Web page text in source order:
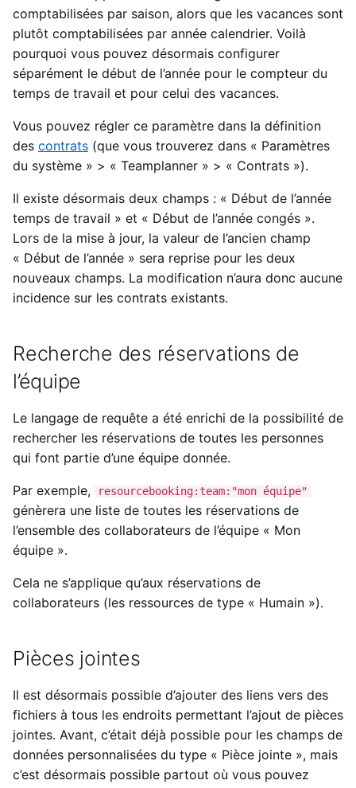
comptabilisées par saison, alors que les vacances sont
plutôt comptabilisées par année calendrier. Voilà
pourquoi vous pouvez désormais configurer
séparément le début de l’année pour le compteur du
temps de travail et pour celui des vacances.
Vous pouvez régler ce paramètre dans la définition
des contrats (que vous trouverez dans « Paramètres
du système » > « Teamplanner » > « Contrats »).
Il existe désormais deux champs : « Début de l’année
temps de travail » et « Début de l’année congés ».
Lors de la mise à jour, la valeur de l’ancien champ
« Début de l’année » sera reprise pour les deux
nouveaux champs. La modification n’aura donc aucune
incidence sur les contrats existants.
Recherche des réservations de
l’équipe
Le langage de requête a été enrichi de la possibilité de
rechercher les réservations de toutes les personnes
qui font partie d’une équipe donnée.
Par exemple, resourcebooking:team:"mon équipe"
génèrera une liste de toutes les réservations de
l’ensemble des collaborateurs de l’équipe « Mon
équipe ».
Cela ne s’applique qu’aux réservations de
collaborateurs (les ressources de type « Humain »).
Pièces jointes
Il est désormais possible d’ajouter des liens vers des
fichiers à tous les endroits permettant l’ajout de pièces
jointes. Avant, c’était déjà possible pour les champs de
données personnalisées du type « Pièce jointe », mais
c’est désormais possible partout où vous pouvez